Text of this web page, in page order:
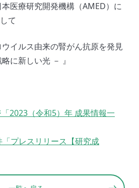
医療研究開発機構（AMED）に
て
ウイルス由来の腎がん抗原を発見
に新しい光 － 』
2023（令和5）年 成果情報一
プレスリリース【研究成